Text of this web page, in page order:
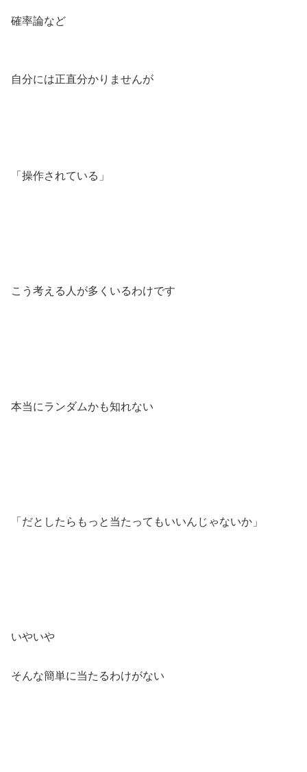
確率論など
自分には正直分かりませんが
「操作されている」
こう考える人が多くいるわけです
本当にランダムかも知れない
「だとしたらもっと当たってもいいんじゃないか」
いやいや
そんな簡単に当たるわけがない